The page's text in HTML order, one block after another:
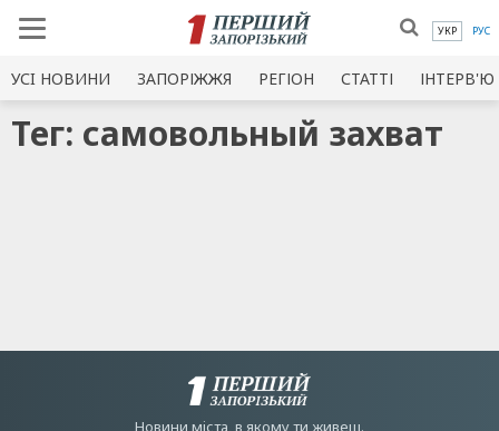
УКР РУС
УСI НОВИНИ ЗАПОРІЖЖЯ РЕГІОН СТАТТІ ІНТЕРВ'Ю
Тег: самовольный захват
Новини мiста, в якому ти живеш.